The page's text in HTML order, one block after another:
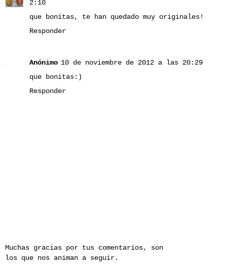
2:10
que bonitas, te han quedado muy originales!
Responder
Anónimo 10 de noviembre de 2012 a las 20:29
que bonitas:)
Responder
Muchas gracias por tus comentarios, son
los que nos animan a seguir.